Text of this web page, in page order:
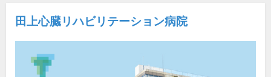
田上心臓リハビリテーション病院